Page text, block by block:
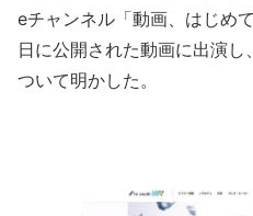
eチャンネル「動画、はじめ
日に公開された動画に出演
ついて明かした。